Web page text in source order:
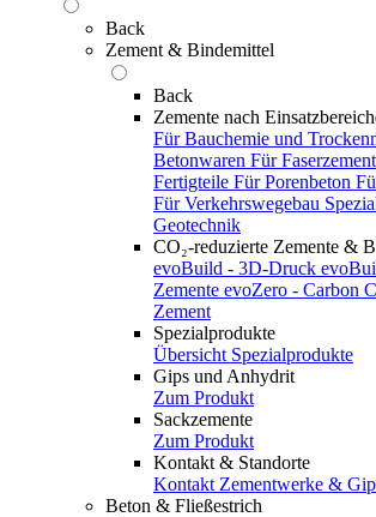
Back
Zement & Bindemittel
Back
Zemente nach
Für Bauchemie und
Betonwaren Für
Fertigteile Für Porenbeton
Für Verkehrswegebau
Geotechnik
CO₂-reduzierte Zemente &
evoBuild - 3D-Druck
Zemente evoZero - Carbon
Zement
Spezialprodukte
Übersicht Spezialprodukte
Gips und Anhydrit
Zum Produkt
Sackzemente
Zum Produkt
Kontakt & Standorte
Kontakt Zementwerke &
Beton & Fließestrich